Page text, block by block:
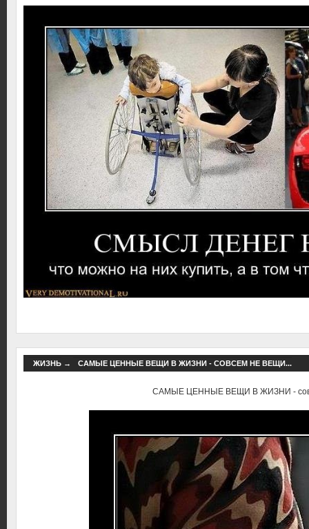
ЖИЗНЬ→ САМЫЕ ЦЕННЫЕ ВЕЩИ В ЖИЗНИ - СОВСЕМ НЕ ВЕЩИ...
САМЫЕ ЦЕННЫЕ ВЕЩИ В ЖИЗНИ -